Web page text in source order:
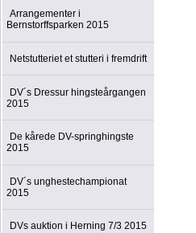
Arrangementer i
Bernstorffsparken 2015
Netstutteriet et stutteri i fremdrift
DV´s Dressur hingsteårgangen
2015
De kårede DV-springhingste
2015
DV´s unghestechampionat
2015
DVs auktion i Herning 7/3 2015